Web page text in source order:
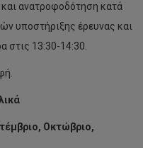
ανατροφοδότηση κατά
υποστήριξης έρευνας και
στις 13:30-14:30.
Οκτώβριο,